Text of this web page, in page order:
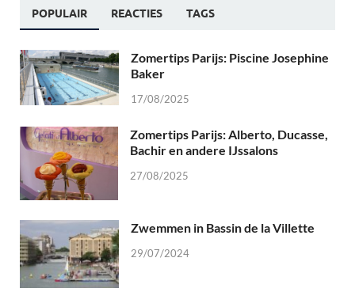
POPULAIR REACTIES TAGS
Zomertips Parijs: Piscine Josephine
Baker
17/08/2025
Zomertips Parijs: Alberto, Ducasse,
Bachir en andere IJssalons
27/08/2025
Zwemmen in Bassin de la Villette
29/07/2024